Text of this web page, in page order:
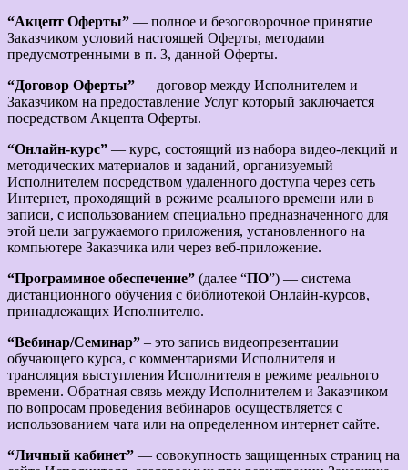
“Акцепт Оферты” — полное и безоговорочное принятие
Заказчиком условий настоящей Оферты, методами
предусмотренными в п. 3, данной Оферты.
“Договор Оферты” — договор между Исполнителем и
Заказчиком на предоставление Услуг который заключается
посредством Акцепта Оферты.
“Онлайн-курс” — курс, состоящий из набора видео-лекций и
методических материалов и заданий, организуемый
Исполнителем посредством удаленного доступа через сеть
Интернет, проходящий в режиме реального времени или в
записи, с использованием специально предназначенного для
этой цели загружаемого приложения, установленного на
компьютере Заказчика или через веб-приложение.
“Программное обеспечение” (далее “ПО”) — система
дистанционного обучения с библиотекой Онлайн-курсов,
принадлежащих Исполнителю.
“Вебинар/Семинар” – это запись видеопрезентации
обучающего курса, с комментариями Исполнителя и
трансляция выступления Исполнителя в режиме реального
времени. Обратная связь между Исполнителем и Заказчиком
по вопросам проведения вебинаров осуществляется с
использованием чата или на определенном интернет сайте.
“Личный кабинет” — совокупность защищенных страниц на